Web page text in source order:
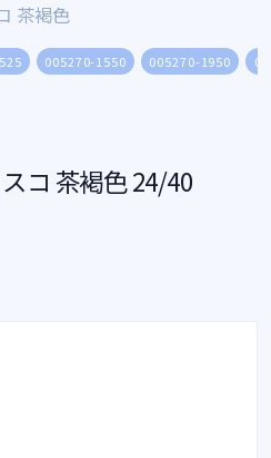
茶褐色
005270-1550 005270-1950
コ 茶褐色 24/40